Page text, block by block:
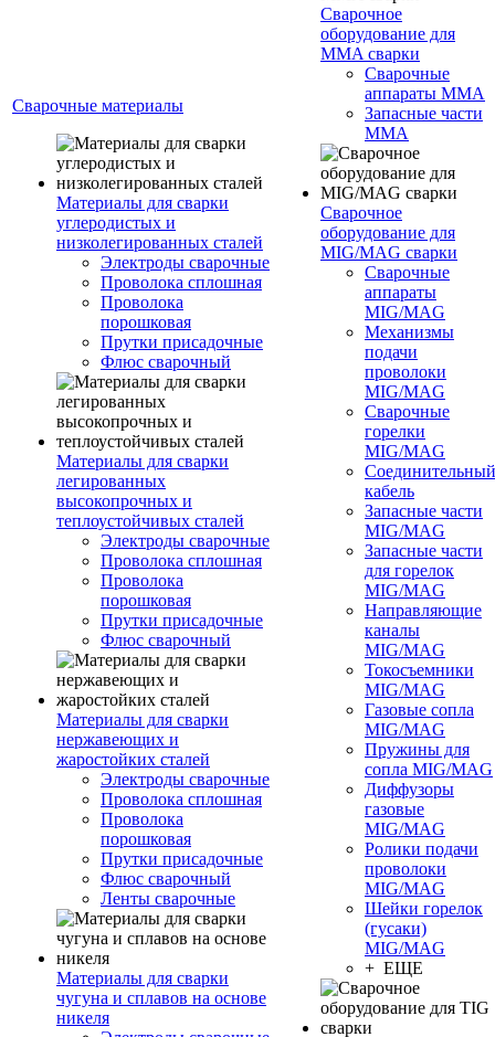
Сварочные материалы
Материалы для сварки
углеродистых и
низколегированных сталей
Электроды сварочные
Проволока сплошная
Проволока
порошковая
Прутки присадочные
Флюс сварочный
Материалы для сварки
легированных
высокопрочных и
теплоустойчивых сталей
Электроды сварочные
Проволока сплошная
Проволока
порошковая
Прутки присадочные
Флюс сварочный
Материалы для сварки
нержавеющих и
жаростойких сталей
Электроды сварочные
Проволока сплошная
Проволока
порошковая
Прутки присадочные
Флюс сварочный
Ленты сварочные
Материалы для сварки
чугуна и сплавов на основе
никеля
Сварочное
оборудование для
MMA сварки
Сварочные
аппараты MMA
Запасные части
MMA
Сварочное
оборудование для
MIG/MAG сварки
Сварочные
аппараты
MIG/MAG
Механизмы
подачи
проволоки
MIG/MAG
Сварочные
горелки
MIG/MAG
Соединительный
кабель
Запасные части
MIG/MAG
Запасные части
для горелок
MIG/MAG
Направляющие
каналы
MIG/MAG
Токосъемники
MIG/MAG
Газовые сопла
MIG/MAG
Пружины для
сопла MIG/MAG
Диффузоры
газовые
MIG/MAG
Ролики подачи
проволоки
MIG/MAG
Шейки горелок
(гусаки)
MIG/MAG
+ ЕЩЕ